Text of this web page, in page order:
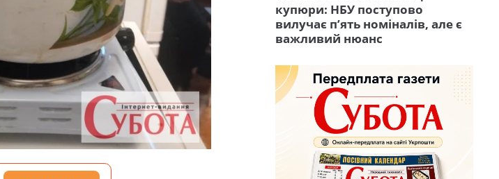
купюри: НБУ поступово
вилучає п’ять номіналів, але є
важливий нюанс